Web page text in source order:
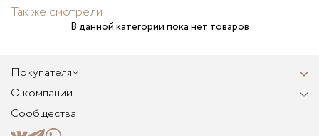
Так же смотрели
В данной категории пока нет товаров
Покупателям
О компании
Сообщества